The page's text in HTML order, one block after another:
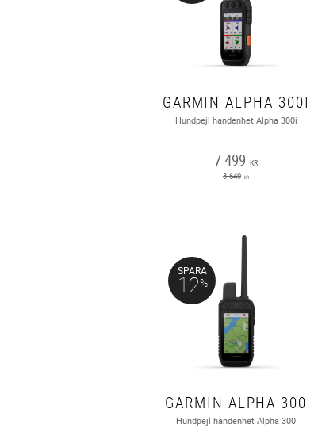
GARMIN ALPHA 300I
Hundpejl handenhet Alpha 300i
7 499 KR
8 649 KR
GARMIN ALPHA 300
Hundpejl handenhet Alpha 300
SPARA
12%